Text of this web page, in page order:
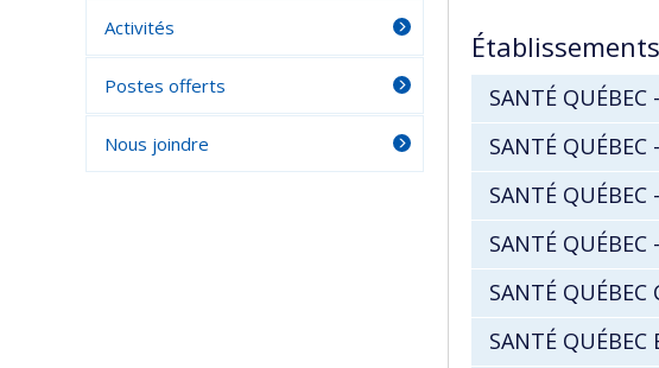
SANTÉ QUÉBEC
SANTÉ QUÉBEC
SANTÉ QUÉBEC
SANTÉ
SANTÉ QUÉBEC
SANTÉ QUÉBEC
Activités
Postes offerts
Nous joindre